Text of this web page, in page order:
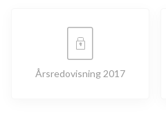
Årsredovisning 2017